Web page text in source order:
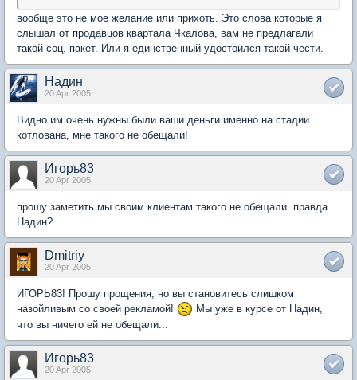
вообще это не мое желание или прихоть. Это слова которые я
слышал от продавцов квартала Чкалова, вам не предлагали
такой соц. пакет. Или я единственный удостоился такой чести.
Надин
20 Apr 2005
Видно им очень нужны были ваши деньги именно на стадии
котлована, мне такого не обещали!
Игорь83
20 Apr 2005
прошу заметить мы своим клиентам такого не обещали. правда
Надин?
Dmitriy
20 Apr 2005
ИГОРЬ83! Прошу прощения, но вы становитесь слишком
назойливым со своей рекламой!
Мы уже в курсе от Надин,
что вы ничего ей не обещали...
Игорь83
20 Apr 2005